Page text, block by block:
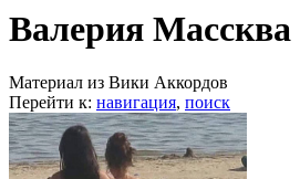
Валерия Массква
Материал из Вики Аккордов
Перейти к: навигация, поиск